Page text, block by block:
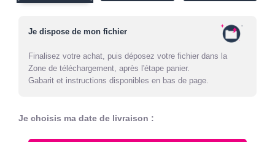
Je dispose de mon fichier
Finalisez votre achat, puis déposez votre fichier dans la
Zone de téléchargement, après l'étape panier.
Gabarit et instructions disponibles en bas de page.
Je choisis ma date de livraison :